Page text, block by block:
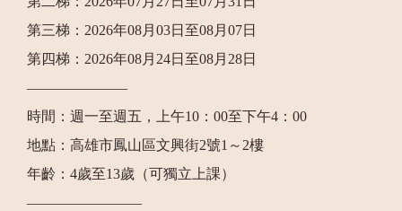
第三梯：2026年08月03日至08月07日
第四梯：2026年08月24日至08月28日
———————
時間：週一至週五，上午10：00至下午4：00
地點：高雄市鳳山區文興街2號1～2樓
年齡：4歲至13歲（可獨立上課）
————————